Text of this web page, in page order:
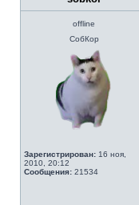
offline
СобКор
Зарегистрирован: 16 ноя,
2010, 20:12
Сообщения: 21534